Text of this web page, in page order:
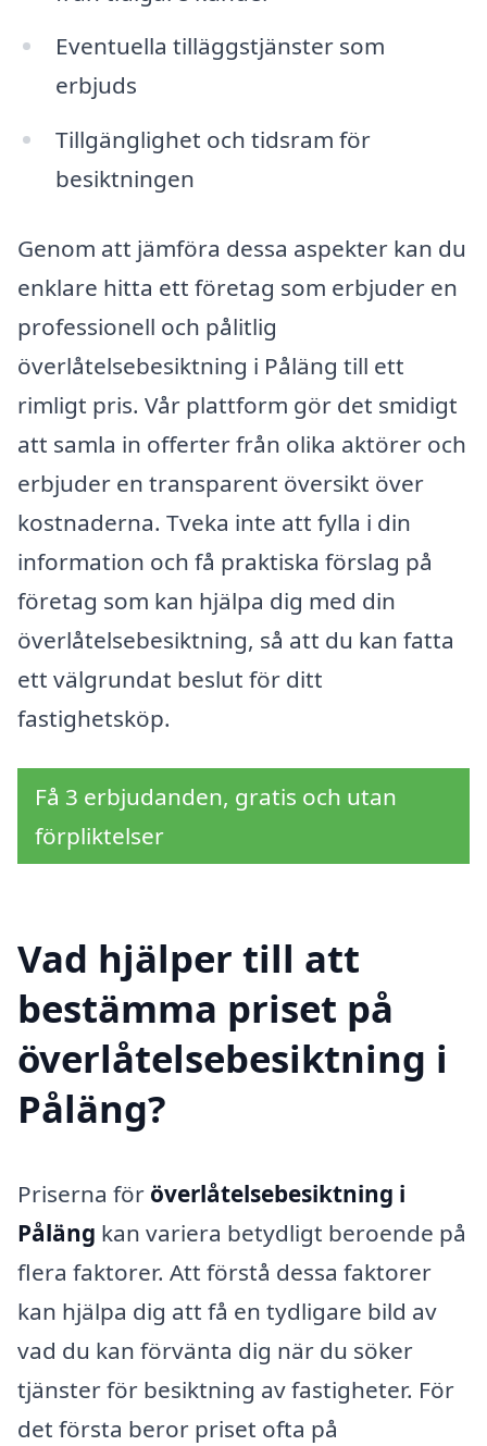
Eventuella tilläggstjänster som
erbjuds
Tillgänglighet och tidsram för
besiktningen
Genom att jämföra dessa aspekter kan du
enklare hitta ett företag som erbjuder en
professionell och pålitlig
överlåtelsebesiktning i Påläng till ett
rimligt pris. Vår plattform gör det smidigt
att samla in offerter från olika aktörer och
erbjuder en transparent översikt över
kostnaderna. Tveka inte att fylla i din
information och få praktiska förslag på
företag som kan hjälpa dig med din
överlåtelsebesiktning, så att du kan fatta
ett välgrundat beslut för ditt
fastighetsköp.
Få 3 erbjudanden, gratis och utan
förpliktelser
Vad hjälper till att
bestämma priset på
överlåtelsebesiktning i
Påläng?
Priserna för överlåtelsebesiktning i
Påläng kan variera betydligt beroende på
flera faktorer. Att förstå dessa faktorer
kan hjälpa dig att få en tydligare bild av
vad du kan förvänta dig när du söker
tjänster för besiktning av fastigheter. För
det första beror priset ofta på